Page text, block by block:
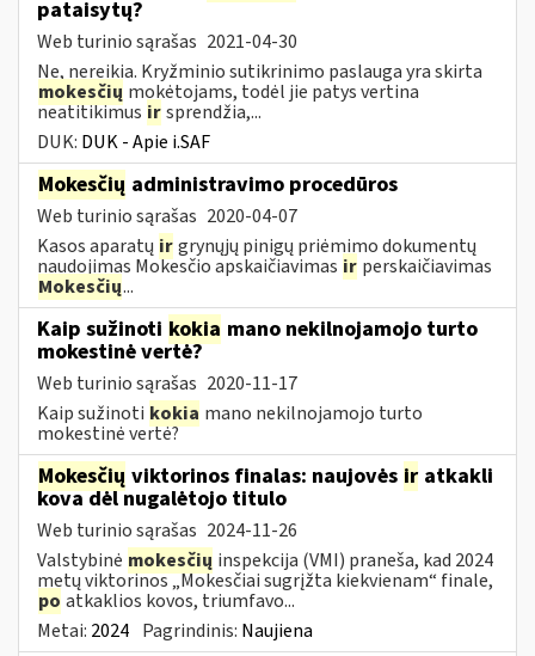
pataisytų?
Web turinio sąrašas 2021-04-30
Ne, nereikia. Kryžminio sutikrinimo paslauga yra skirta
mokesčių mokėtojams, todėl jie patys vertina
neatitikimus irsprendžia,...
DUK: DUK - Apie i.SAF
Mokesčių administravimo procedūros
Web turinio sąrašas 2020-04-07
Kasos aparatų irgrynųjų pinigų priėmimo dokumentų
naudojimas Mokesčio apskaičiavimas ir perskaičiavimas
Mokesčių...
Kaip sužinoti kokia mano nekilnojamojo turto
mokestinė vertė?
Web turinio sąrašas 2020-11-17
Kaip sužinoti kokia mano nekilnojamojo turto
mokestinė vertė?
Mokesčių viktorinos finalas: naujovės ir atkakli
kova dėl nugalėtojo titulo
Web turinio sąrašas 2024-11-26
Valstybinė mokesčių inspekcija (VMI) praneša, kad 2024
metų viktorinos „Mokesčiai sugrįžta kiekvienam“ finale,
po atkaklios kovos, triumfavo...
Metai: 2024 Pagrindinis: Naujiena